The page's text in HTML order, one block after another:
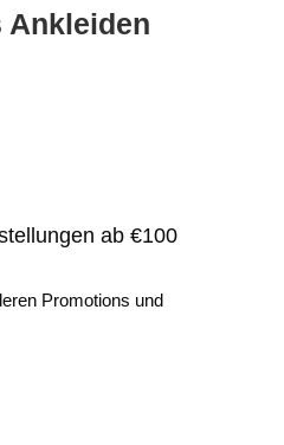
Ankleiden
ab €100
Promotions und